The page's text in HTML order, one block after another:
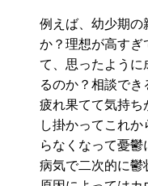
例えば、幼少期の
か？理想が高すぎ
て、思ったように
るのか？相談で
疲れ果てて気持ち
し掛かってこれ
らなくなって憂
病気で二次的に鬱